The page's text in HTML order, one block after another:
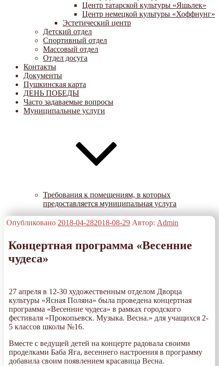
Центр татарской культуры «Яшьлек»
Центр немецкой культуры «Хоффнунг»
Эстетический центр
Детский отдел
Спортивный отдел
Массовый отдел
Отдел досуга
Контакты
Документы
Пушкинская карта
ДЕНЬ ПОБЕДЫ
Часто задаваемые вопросы
Муниципальные услуги
Требования к помещениям, в которых
предоставляется муниципальная услуга
Опубликовано 2018-04-282018-08-29 Автор: Admin
Концертная программа «Весенние
чудеса»
27 апреля в 12-30 художественным отделом Дворца
культуры «Ясная Поляна» была проведена концертная
программа «Весенние чудеса» в рамках городского
фестиваля «Прокопьевск. Музыка. Весна.» для учащихся 2-
5 классов школы №16.
Вместе с ведущей детей на концерте радовала своими
проделками Баба Яга, весеннего настроения в программу
добавила своим появлением красавица Весна.